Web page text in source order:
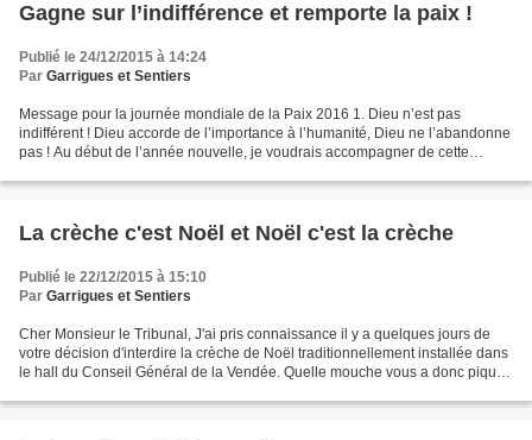
Gagne sur l’indifférence et remporte la paix !
Publié le 24/12/2015 à 14:24
Par Garrigues et Sentiers
Message pour la journée mondiale de la Paix 2016 1. Dieu n’est pas
indifférent ! Dieu accorde de l’importance à l’humanité, Dieu ne l’abandonne
pas ! Au début de l’année nouvelle, je voudrais accompagner de cette
La crèche c'est Noël et Noël c'est la crèche
Publié le 22/12/2015 à 15:10
Par Garrigues et Sentiers
Cher Monsieur le Tribunal, J'ai pris connaissance il y a quelques jours de
votre décision d'interdire la crèche de Noël traditionnellement installée dans
le hall du Conseil Général de la Vendée. Quelle mouche vous a donc piqué